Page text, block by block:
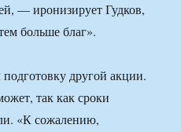
— иронизирует Гудков,
больше благ».
другой акции.
так как сроки
«К сожалению,